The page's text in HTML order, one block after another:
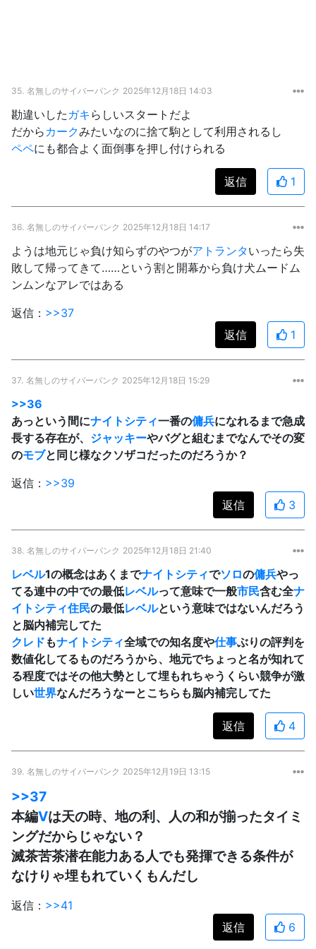
35. 名無しのサイバーパンク 2025年12月18日 14:03
勘違いした ガキ らしいスタートだよ
だから カークみたいなのに捨て駒として利用されるし
ペペにも都合よく面倒事を押し付けられる
返信 1
36. 名無しのサイバーパンク 2025年12月18日 14:17
ようは地元じゃ負け知らずのやつがアトランタいったら失
敗して帰ってきて……という割と開幕から負け犬ムードム
ンムンなアレではある
返信： >>37
返信
1
37. 名無しのサイバーパンク 2025年12月18日 15:29
>>36
あっという間にナイトシティ一番の傭兵になれるまで急成
長する存在が、 ジャッキーやバグと組むまでなんでその変
のモブと同じ様なクソザコだったのだろうか？
返信： >>39
返信
3
38. 名無しのサイバーパンク 2025年12月18日 21:40
レベル1の概念はあくまでナイトシティでソロの傭兵やっ
てる連中の中での最低レベルって意味で一般市民含む全ナ
イトシティ住民の最低レベルという意味ではないんだろう
と脳内補完してた
クレド もナイトシティ全域での知名度や仕事ぶりの評判を
数値化してるものだろうから、地元でちょっと名が知れて
る程度ではその他大勢として埋もれちゃうくらい競争が激
しい世界なんだろうなーとこちらも脳内補完してた
返信 4
39. 名無しのサイバーパンク 2025年12月19日 13:15
>>37
本編Vは天の時、地の利、人の和が揃ったタイミ
ングだからじゃない？
滅茶苦茶潜在能力ある人でも発揮できる条件が
なけりゃ埋もれていくもんだし
返信： >>41
返信
6